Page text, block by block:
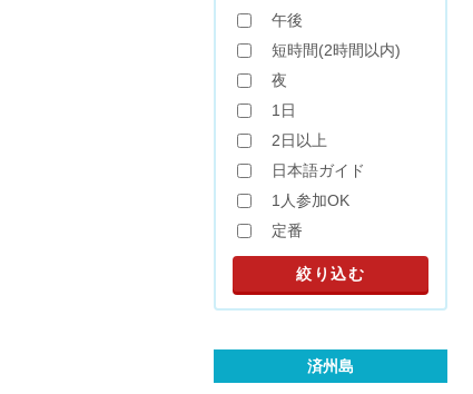
午後
短時間(2時間以内)
夜
1日
2日以上
日本語ガイド
1人参加OK
定番
済州島